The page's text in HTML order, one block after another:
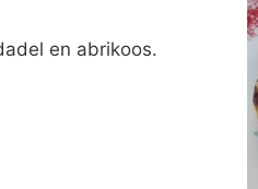
en abrikoos.